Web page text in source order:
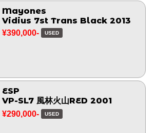
Mayones
Vidius 7st Trans Black 2013
¥390,000- USED
ESP
VP-SL7 風林火山RED 2001
¥290,000- USED